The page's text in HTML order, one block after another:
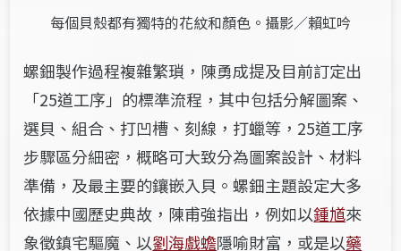
每個貝殼都有獨特的花紋和顏色。攝影／賴虹吟
螺鈿製作過程複雜繁瑣，陳勇成提及目前訂定出
「25道工序」的標準流程，其中包括分解圖案、
選貝、組合、打凹槽、刻線，打蠟等，25道工序
步驟區分細密 ，概略可大致分為圖案設計、材料
準備，及最主要的鑲嵌入貝。螺鈿主題設定大多
依據中國歷史典故， 陳甫強指出，例如以鍾馗來
象徵鎮宅驅魔、以劉海戲蟾隱喻財富 ， 或是以藥